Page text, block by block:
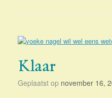
Klaar
Geplaatst op november 16,